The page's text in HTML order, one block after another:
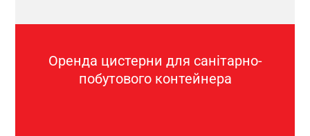
Оренда цистерни для санітарно-
побутового контейнера